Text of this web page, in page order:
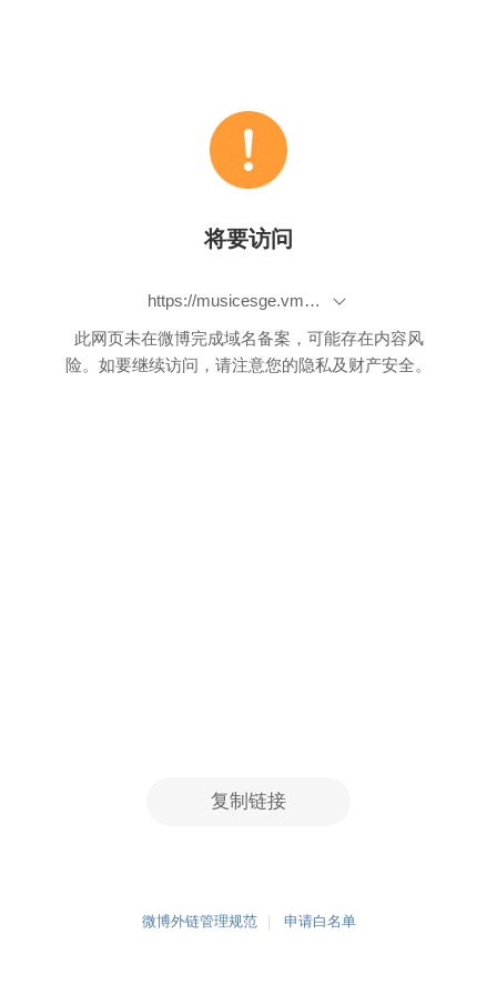
将要访问
https://musicesge.vmall.com/camp/246/000111.html?songId=1279667
此网页未在微博完成域名备案，可能存在内容风
险。如要继续访问，请注意您的隐私及财产安全。
复制链接
微博外链管理规范 申请白名单